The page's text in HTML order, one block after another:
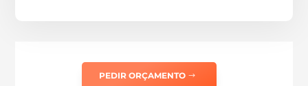
PEDIR ORÇAMENTO